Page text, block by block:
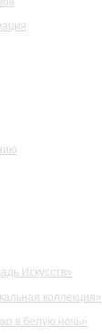
Искусств»
коллекция»
в белую ночь»